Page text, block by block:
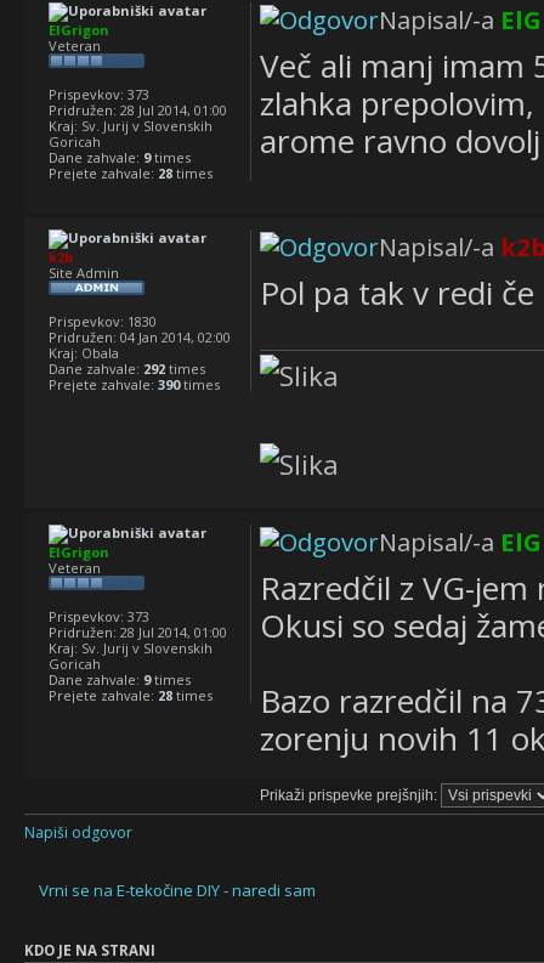
Napisal/-a
Več ali manj imam
zlahka
arome ravno
ElGrigon
Veteran
Prispevkov: 373
Pridružen: 28 Jul 2014, 01:00
Kraj: Sv. Jurij v Slovenskih
Goricah
Dane zahvale: 9times
Prejete zahvale: 28 times
Napisal/-a
Pol pa tak v redi
k2b
Site Admin
Prispevkov: 1830
Pridružen: 04 Jan 2014, 02:00
Kraj: Obala
Dane zahvale: 292 times
Prejete zahvale: 390times
Napisal/-a
Razredčil z VG-
Okusi so sedaj
Bazo razredčil na
zorenju novih 11
ElGrigon
Veteran
Prispevkov: 373
Pridružen: 28 Jul 2014, 01:00
Kraj: Sv. Jurij v Slovenskih
Goricah
Dane zahvale: 9times
Prejete zahvale: 28 times
Prikaži prispevke prejšnjih:
Napiši odgovor
Vrni se na E-tekočine DIY - naredi sam
KDO JE NA STRANI